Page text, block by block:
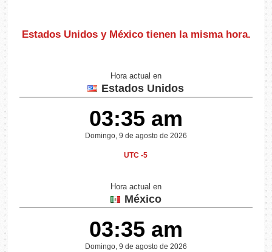
Estados Unidos y México tienen la misma hora.
Hora actual en
Estados Unidos
03:35 am
Domingo, 9 de agosto de 2026
UTC -5
Hora actual en
México
03:35 am
Domingo, 9 de agosto de 2026